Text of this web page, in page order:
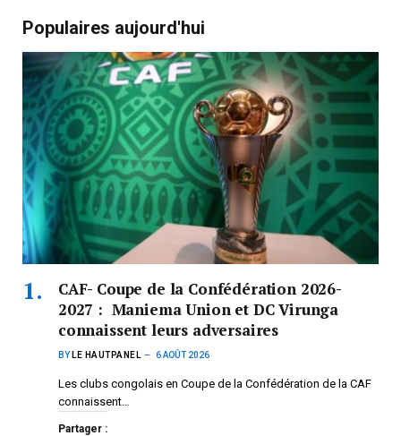
Populaires aujourd'hui
CAF- Coupe de la Confédération 2026-
2027 : Maniema Union et DC Virunga
connaissent leurs adversaires
BY LE HAUTPANEL 6 AOÛT 2026
Les clubs congolais en Coupe de la Confédération de la CAF
connaissent…
Partager :